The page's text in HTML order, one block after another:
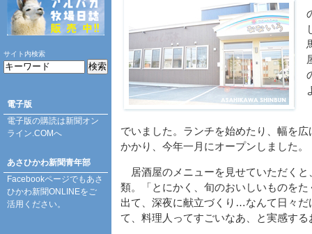
でいました。ランチを始めたり、幅を
かかり、今年一月にオープンしました。
居酒屋のメニューを見せていただくと
類。「とにかく、旬のおいしいものを
出て、深夜に献立づくり…なんて日々
て、料理人ってすごいなあ、と実感する
サイト内検索
電子版
電子版の購読は新聞オン
ライン.COMへ
あさひかわ新聞青年部
Facebookページでもあさ
ひかわ新聞ONLINEをご
活用ください。